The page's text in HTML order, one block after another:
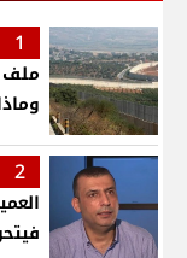
1
ملف
2